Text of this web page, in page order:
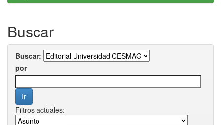
Buscar
Buscar:
por
Filtros actuales: